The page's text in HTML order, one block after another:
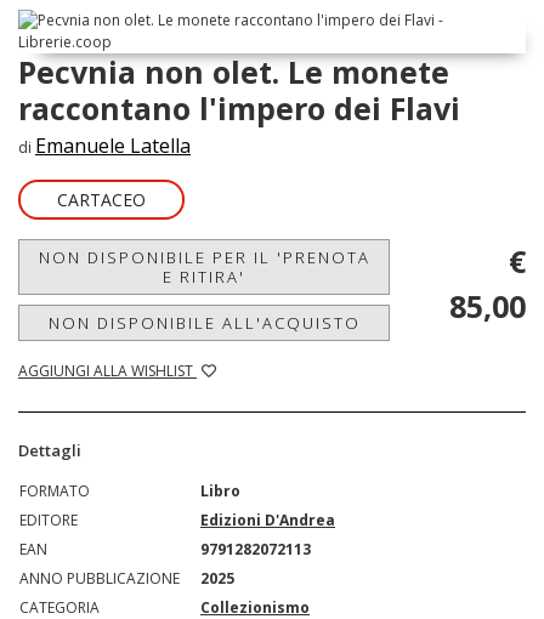
Pecvnia non olet. Le monete
raccontano l'impero dei Flavi
di Emanuele Latella
CARTACEO
NON DISPONIBILE PER IL 'PRENOTA
E RITIRA'
NON DISPONIBILE ALL'ACQUISTO
AGGIUNGI ALLA WISHLIST
€
85,00
Dettagli
FORMATO
Libro
EDITORE
Edizioni D'Andrea
EAN
9791282072113
ANNO PUBBLICAZIONE
2025
CATEGORIA
Collezionismo